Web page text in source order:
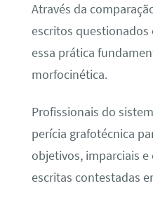
Através da
escritos questionados
essa prática
morfocinética.
Profissionais do
perícia grafotécnica
objetivos, imparciais
escritas contestadas